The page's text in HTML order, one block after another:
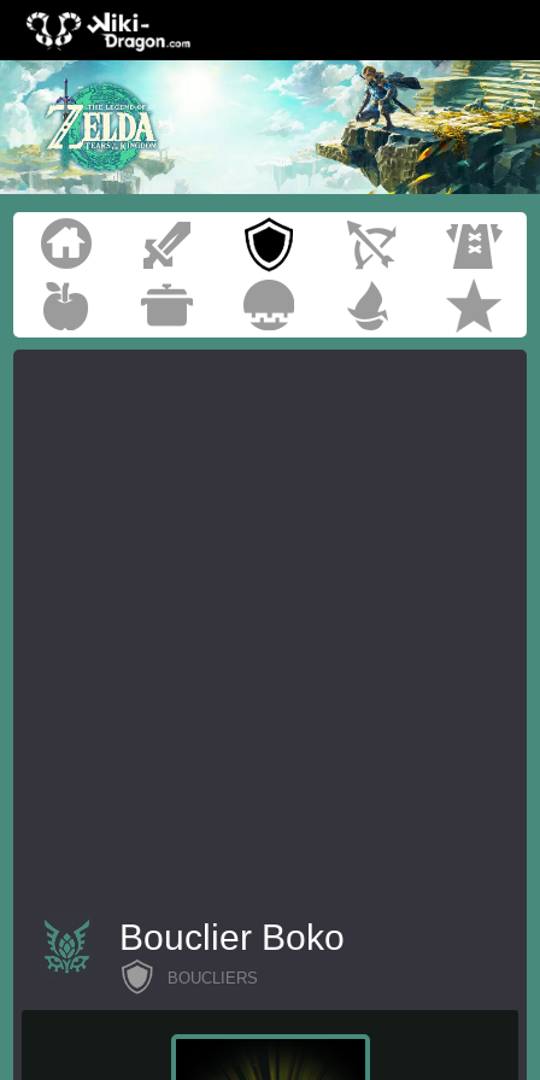
Bouclier Boko
BOUCLIERS